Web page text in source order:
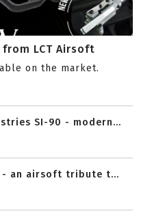
from LCT Airsoft
on the market.
SI-90 - modern...
- an airsoft tribute t...